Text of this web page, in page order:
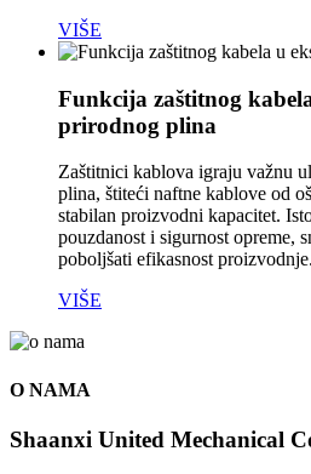
VIŠE
Funkcija zaštitnog
prirodnog plina
Zaštitnici kablova igraju važnu
plina, štiteći naftne kablove od
stabilan proizvodni kapacitet.
pouzdanost i sigurnost opreme,
poboljšati efikasnost proizvodnje.
VIŠE
O NAMA
Shaanxi United Mechanical